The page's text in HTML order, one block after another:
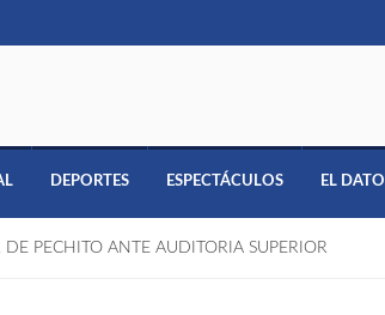
DEPORTES ESPECTÁCULOS EL DATO
PECHITO ANTE AUDITORIA SUPERIOR